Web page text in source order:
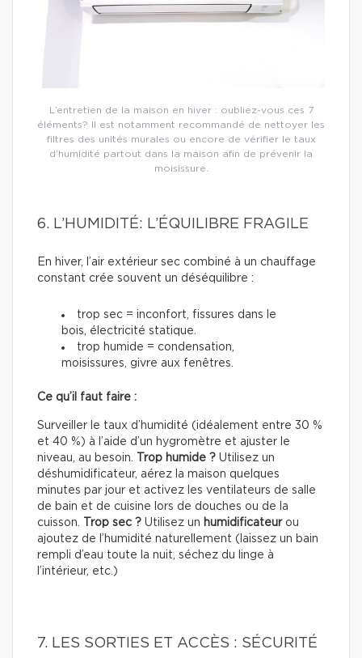
L’entretien de la maison en hiver : oubliez-vous ces 7
éléments? Il est notamment recommandé de nettoyer les
filtres des unités murales ou encore de vérifier le taux
d’humidité partout dans la maison afin de prévenir la
moisissure.
6. L’HUMIDITÉ: L’ÉQUILIBRE FRAGILE
En hiver, l’air extérieur sec combiné à un chauffage
constant crée souvent un déséquilibre :
trop sec = inconfort, fissures dans le
bois, électricité statique.
trop humide = condensation,
moisissures, givre aux fenêtres.
Ce qu’il faut faire :
Surveiller le taux d’humidité (idéalement entre 30 %
et 40 %) à l’aide d’un hygromètre et ajuster le
niveau, au besoin.
Trop humide ? Utilisez un
déshumidificateur, aérez la maison quelques
minutes par jour et activez les ventilateurs de salle
de bain et de cuisine lors de douches ou de la
cuisson.
Trop sec ? Utilisez un humidificateurou
ajoutez de l’humidité naturellement (laissez un bain
rempli d’eau toute la nuit, séchez du linge à
l’intérieur, etc.)
7. LES SORTIES ET ACCÈS : SÉCURITÉ